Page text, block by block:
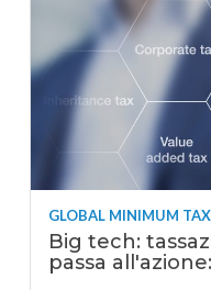
GLOBAL MINIMUM TAX
Big tech:
passa